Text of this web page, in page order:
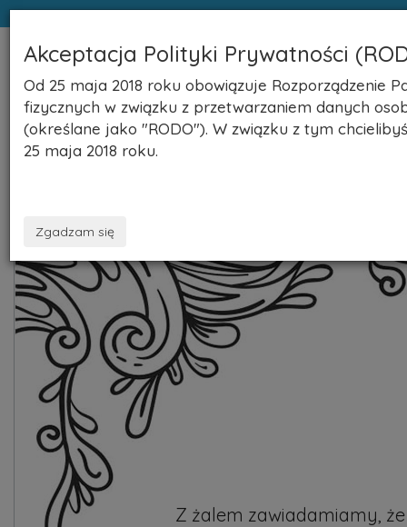
Toggle
NaszeNekrologi.pl
Z żalem zawiadamiamy, że
Akceptacja Polityki Prywatności
Od 25 maja 2018 roku obowiązuje Rozporządzenie
fizycznych w związku z przetwarzaniem danych
(określane jako "RODO"). W związku z tym
25 maja 2018 roku.
Zgadzam się